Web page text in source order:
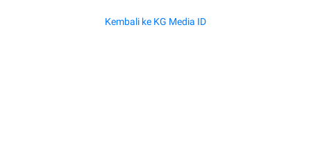
Kembali ke KG Media ID